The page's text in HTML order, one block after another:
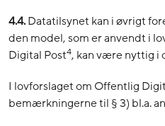
4.4.Datatilsynet kan i øvrigt
den model, som er anvendt i
Digital Post4, kan være nyttig
I lovforslaget om Offentlig
bemærkningerne til § 3) bl.a.